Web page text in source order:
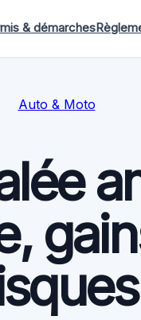
& démarches
Auto & Moto